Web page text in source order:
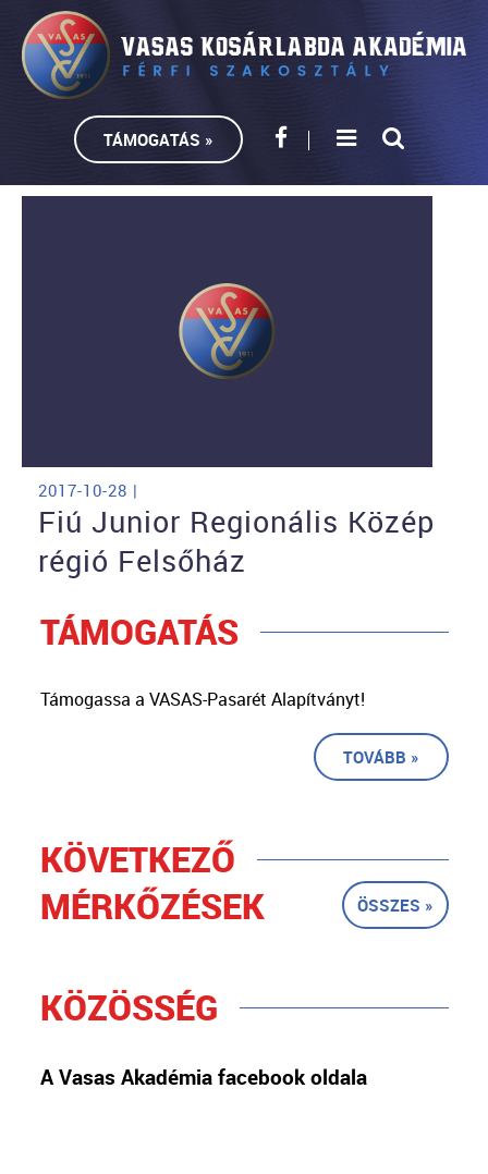
TÁMOGATÁS »
2017-10-28 |
Fiú Junior Regionális Közép
régió Felsőház
TÁMOGATÁS
Támogassa a VASAS-Pasarét Alapítványt!
TOVÁBB »
KÖVETKEZŐ
MÉRKŐZÉSEK
ÖSSZES »
KÖZÖSSÉG
A Vasas Akadémia facebook oldala